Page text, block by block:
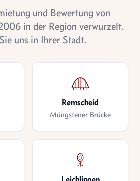
und Bewertung von
in der Region verwurzelt.
uns in Ihrer Stadt.
Remscheid
Müngstener Brücke